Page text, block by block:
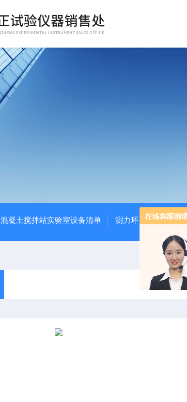
混凝土搅拌站实验室设备清单 测力环 混凝土抗